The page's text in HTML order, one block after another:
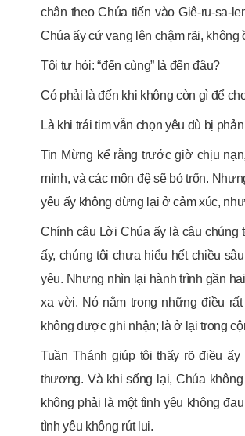
chân theo Chúa tiến vào Giê-ru-sa-
Chúa ấy cứ vang lên chậm rãi, không
Tôi tự hỏi: “đến cùng” là đến đâu?
Có phải là đến khi không còn gì để
Là khi trái tim vẫn chọn yêu dù bị
Tin Mừng kể rằng trước giờ chịu
mình, và các môn đệ sẽ bỏ trốn.
yêu ấy không dừng lại ở cảm xúc,
Chính câu Lời Chúa ấy là câu chúng
ấy, chúng tôi chưa hiểu hết chiều
yêu. Nhưng nhìn lại hành trình gần
xa vời. Nó nằm trong những điều
không được ghi nhận; là ở lại trong
Tuần Thánh giúp tôi thấy rõ điều
thương. Và khi sống lại, Chúa
không phải là một tình yêu không
tình yêu không rút lui.